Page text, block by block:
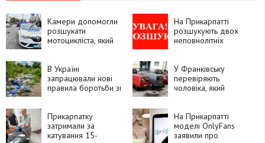
Камери допомогли
розшукати
мотоцикліста, який
На Прикарпатті
розшукують двох
неповнолітніх
В Україні
запрацювали нові
правила боротьби зі
У Франківську
перевіряють
чоловіка, який
квартири
Прикарпатку
затримали за
катування 15-
На Прикарпатті
моделі OnlyFans
заявили про